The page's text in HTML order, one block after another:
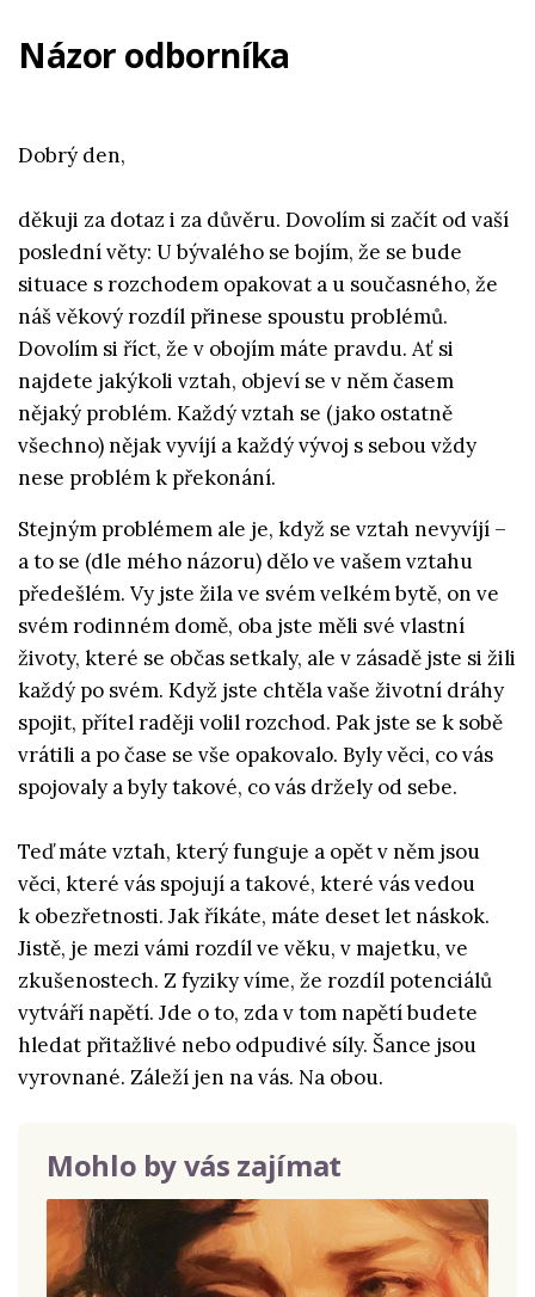
Názor odborníka
Dobrý den,
děkuji za dotaz i za důvěru. Dovolím si začít od vaší
poslední věty: U bývalého se bojím, že se bude
situace s rozchodem opakovat a u současného, že
náš věkový rozdíl přinese spoustu problémů.
Dovolím si říct, že v obojím máte pravdu. Ať si
najdete jakýkoli vztah, objeví se v něm časem
nějaký problém. Každý vztah se (jako ostatně
všechno) nějak vyvíjí a každý vývoj s sebou vždy
nese problém k překonání.
Stejným problémem ale je, když se vztah nevyvíjí –
a to se (dle mého názoru) dělo ve vašem vztahu
předešlém. Vy jste žila ve svém velkém bytě, on ve
svém rodinném domě, oba jste měli své vlastní
životy, které se občas setkaly, ale v zásadě jste si žili
každý po svém. Když jste chtěla vaše životní dráhy
spojit, přítel raději volil rozchod. Pak jste se k sobě
vrátili a po čase se vše opakovalo. Byly věci, co vás
spojovaly a byly takové, co vás držely od sebe.
Teď máte vztah, který funguje a opět v něm jsou
věci, které vás spojují a takové, které vás vedou
k obezřetnosti. Jak říkáte, máte deset let náskok.
Jistě, je mezi vámi rozdíl ve věku, v majetku, ve
zkušenostech. Z fyziky víme, že rozdíl potenciálů
vytváří napětí. Jde o to, zda v tom napětí budete
hledat přitažlivé nebo odpudivé síly. Šance jsou
vyrovnané. Záleží jen na vás. Na obou.
Mohlo by vás zajímat